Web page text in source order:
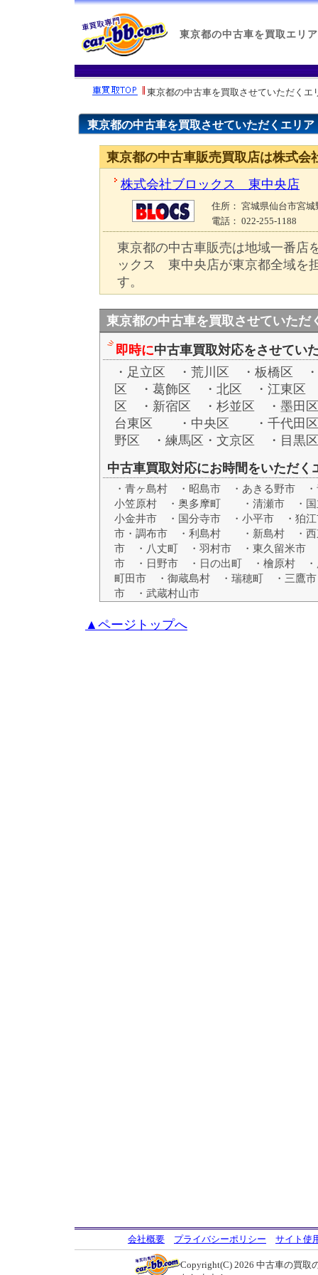
東京都の中古車を買取エリア
東京都の中古車を買取させていただくエ
東京都の中古車を買取させていただくエリア
東京都の中古車販売買取店は株式
株式会社ブロックス 東中央店
住所 ： 宮城県仙台市宮
電話 ： 022-255-1188
東京都の中古車販売は地域一番店
ックス 東中央店が東京都全域を
す。
東京都の中古車を買取させていただ
即時に中古車買取対応をさせてい
・足立区 ・荒川区 ・板橋区
区 ・葛飾区 ・北区 ・江東区
区 ・新宿区 ・杉並区 ・墨田
台東区 ・中央区 ・千代田
野区 ・練馬区・文京区 ・目黒区
中古車買取対応にお時間をいただく
・青ヶ島村 ・昭島市 ・あきる野市
小笠原村 ・奥多摩町 ・清瀬市 ・
小金井市 ・国分寺市 ・小平市 ・狛
市・調布市 ・利島村 ・新島村 ・
市 ・八丈町 ・羽村市 ・東久留米市
市 ・日野市 ・日の出町 ・檜原村
町田市 ・御蔵島村 ・瑞穂町 ・三鷹
市 ・武蔵村山市
▲ページトップへ
会社概要 プライバシーポリシー サイト使
Copyright(C) 2026 中古車の買取